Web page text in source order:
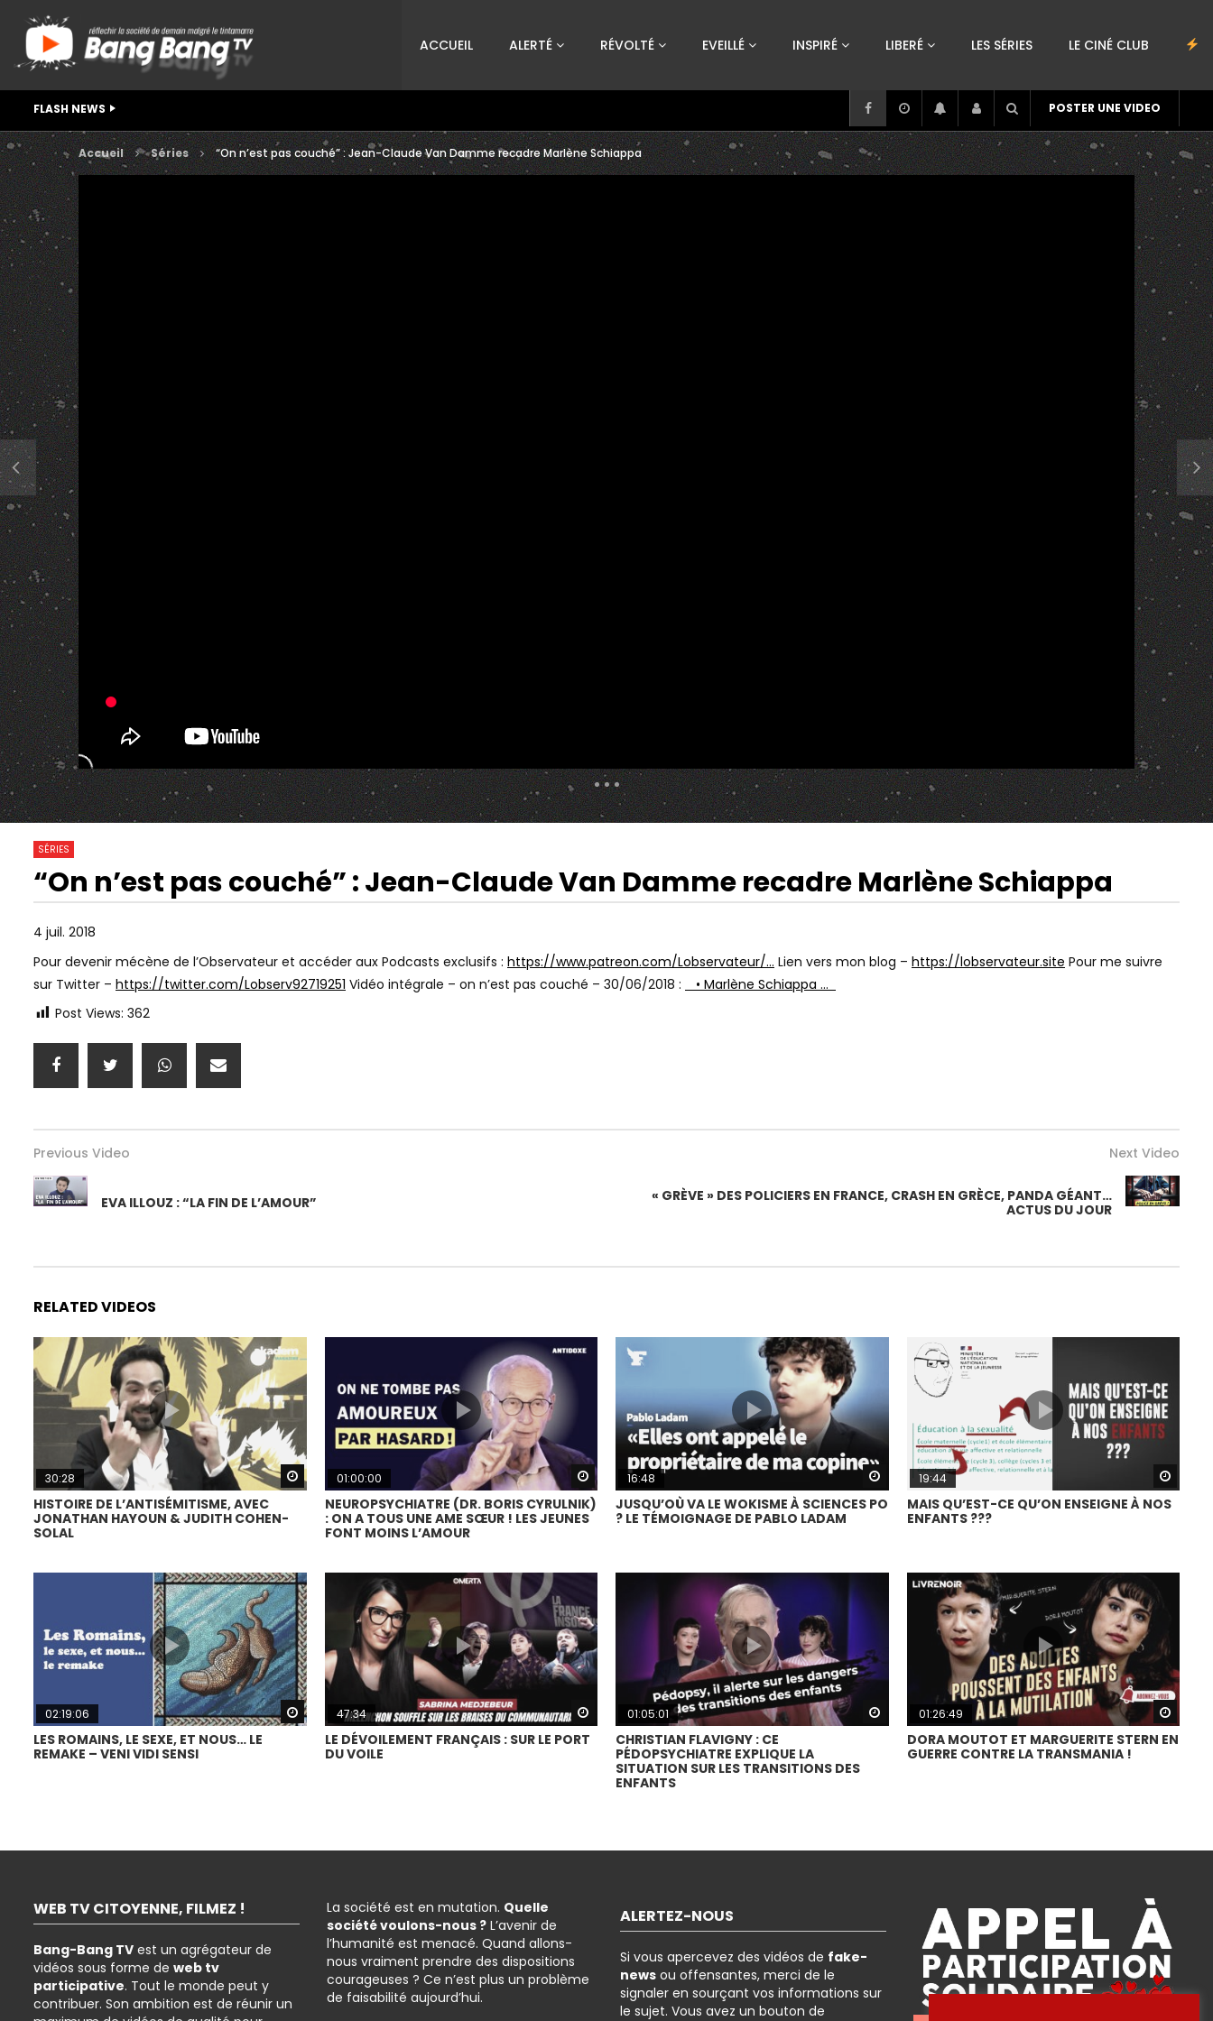
ACCUEIL ALERTÉ RÉVOLTÉ EVEILLÉ INSPIRÉ LIBERÉ LES SÉRIES LE CINÉ CLUB
FLASH NEWS POSTER UNE VIDEO
Accueil Séries “On n’est pas couché” : Jean-Claude Van Damme recadre Marlène Schiappa
362 Views
6 139 0
Report More Videos
Watch Later
30:28
AVEC JONATHAN HAYOUN &
Watch Later
01:00:00
L’AMOUR
Watch Later
16:48 Watch Later
19:44 02:19:06
SÉRIES
“On n’est pas couché” : Jean-Claude Van Damme recadre Marlène Schiappa
4 juil. 2018
Pour devenir mécène de l’Observateur et accéder aux Podcasts exclusifs : https://www.patreon.com/Lobservateur/… Lien vers mon blog – https://lobservateur.site Pour me suivre
sur Twitter – https://twitter.com/Lobserv92719251 Vidéo intégrale – on n’est pas couché – 30/06/2018 :
• Marlène Schiappa …
Post Views: 362
Previous Video
EVA ILLOUZ : “LA FIN DE L’AMOUR”
Next Video
« GRÈVE » DES POLICIERS EN FRANCE, CRASH EN GRÈCE, PANDA GÉANT…
ACTUS DU JOUR
RELATED VIDEOS
Watch Later
30:28
HISTOIRE DE L’ANTISÉMITISME, AVEC
JONATHAN HAYOUN & JUDITH COHEN-
SOLAL
Watch Later
01:00:00
NEUROPSYCHIATRE (DR. BORIS CYRULNIK)
: ON A TOUS UNE AME SŒUR ! LES JEUNES
FONT MOINS L’AMOUR
Watch Later
16:48
JUSQU’OÙ VA LE WOKISME À SCIENCES PO
? LE TÉMOIGNAGE DE PABLO LADAM
19:44
MAIS QU’EST-CE QU’ON ENSEIGNE À NOS
ENFANTS ???
Watch Later
02:19:06
LES ROMAINS, LE SEXE, ET NOUS… LE
REMAKE – VENI VIDI SENSI
Watch Later
47:34
LE DÉVOILEMENT FRANÇAIS : SUR LE PORT
DU VOILE
Watch Later
01:05:01
CHRISTIAN FLAVIGNY : CE
PÉDOPSYCHIATRE EXPLIQUE LA
SITUATION SUR LES TRANSITIONS DES
ENFANTS
01:26:49
DORA MOUTOT ET MARGUERITE STERN EN
GUERRE CONTRE LA TRANSMANIA !
WEB TV CITOYENNE, FILMEZ !
Bang-Bang TV est un agrégateur de
vidéos sous forme de web tv
participative. Tout le monde peut y
contribuer. Son ambition est de réunir un
La société est en mutation. Quelle
société voulons-nous ? L’avenir de
l’humanité est menacé. Quand allons-
nous vraiment prendre des dispositions
courageuses ? Ce n’est plus un problème
de faisabilité aujourd’hui.
ALERTEZ-NOUS
Si vous apercevez des vidéos de fake-
news ou offensantes, merci de le
signaler en sourçant vos informations sur
le sujet. Vous avez un bouton de
€